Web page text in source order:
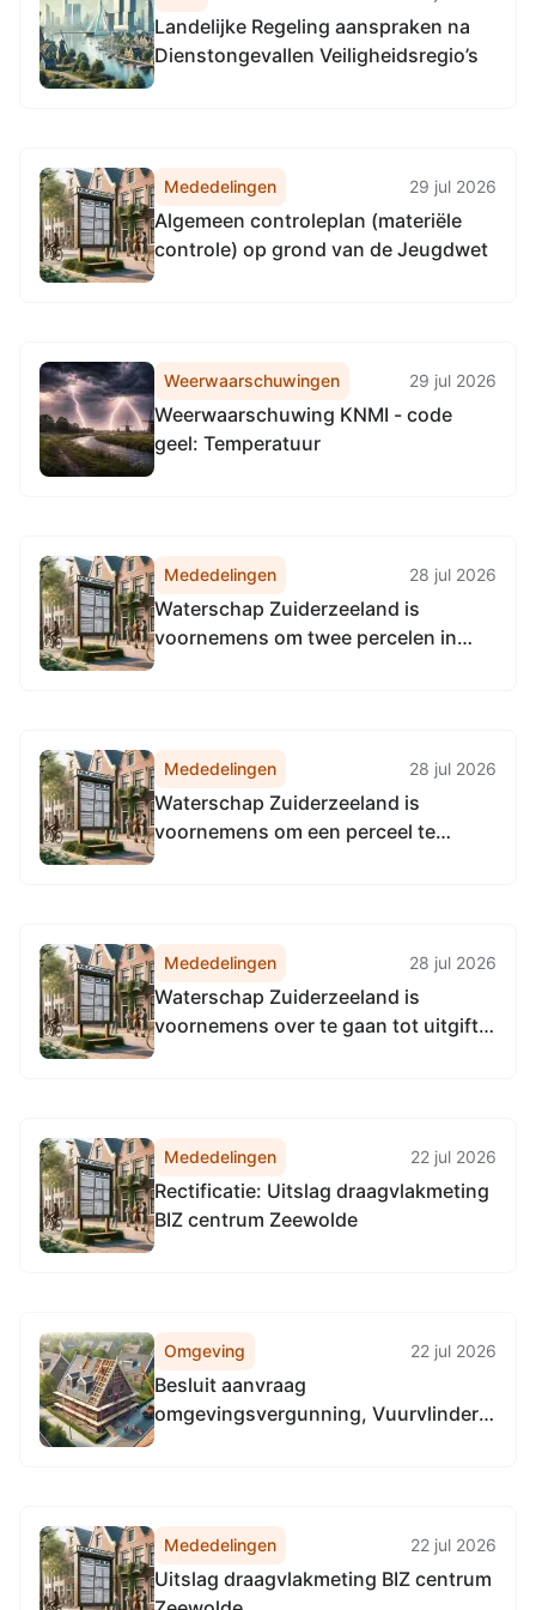
Landelijke Regeling aanspraken na
Dienstongevallen Veiligheidsregio’s
Mededelingen 29 jul 2026
Algemeen controleplan (materiële
controle) op grond van de Jeugdwet
Weerwaarschuwingen 29 jul 2026
Weerwaarschuwing KNMI - code
geel: Temperatuur
Mededelingen 28 jul 2026
Waterschap Zuiderzeeland is
voornemens om twee percelen in
Mededelingen 28 jul 2026
Waterschap Zuiderzeeland is
voornemens om een perceel te
opstal voor een elektrakabel:
Mededelingen 28 jul 2026
Waterschap Zuiderzeeland is
voornemens over te gaan tot uitgifte
Mededelingen 22 jul 2026
Rectificatie: Uitslag draagvlakmeting
BIZ centrum Zeewolde
Omgeving 22 jul 2026
Besluit aanvraag
omgevingsvergunning, Vuurvlinder
Mededelingen 22 jul 2026
Uitslag draagvlakmeting BIZ centrum